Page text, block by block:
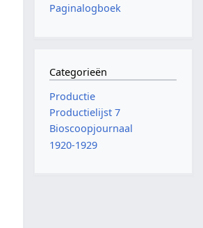
Paginalogboek
Categorieën
Productie
Productielijst 7
Bioscoopjournaal
1920-1929